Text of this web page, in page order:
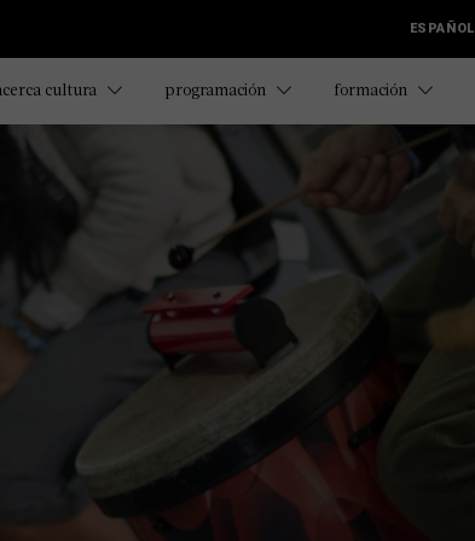
ESPAÑOL
cultura programación formación